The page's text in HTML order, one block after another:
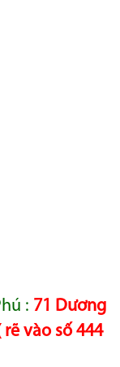
: 71 Dương
rẽ vào số 444